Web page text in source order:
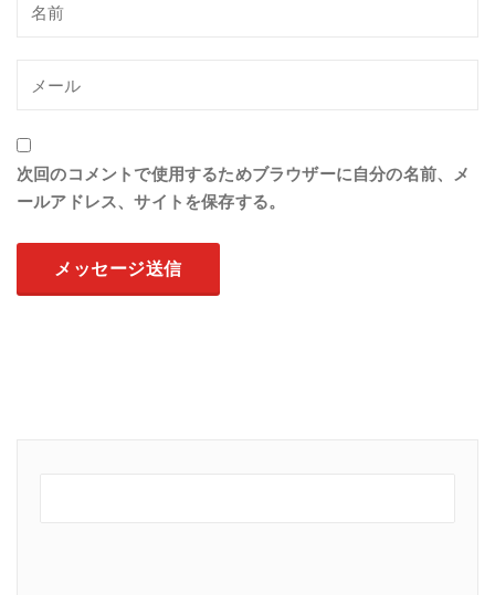
次回のコメントで使用するためブラウザーに自分の名前、メ
ールアドレス、サイトを保存する。